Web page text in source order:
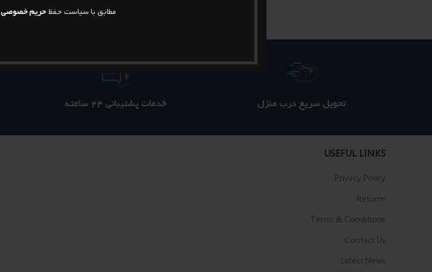
مطابق با سیاست حفظحریم خصوصی
تحویل سریع درب منزل خدمات پشتیبانی ۲۴ ساعته
USEFUL LINKS
Privacy Policy
Returns
Terms & Conditions
Contact Us
Latest News